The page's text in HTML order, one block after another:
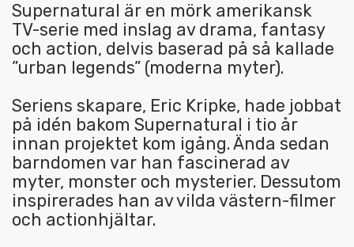
Supernatural är en mörk amerikansk
TV-serie med inslag av drama, fantasy
och action, delvis baserad på så kallade
”urban legends” (moderna myter).
Seriens skapare, Eric Kripke, hade jobbat
på idén bakom Supernatural i tio år
innan projektet kom igång. Ända sedan
barndomen var han fascinerad av
myter, monster och mysterier. Dessutom
inspirerades han av vilda västern-filmer
och actionhjältar.